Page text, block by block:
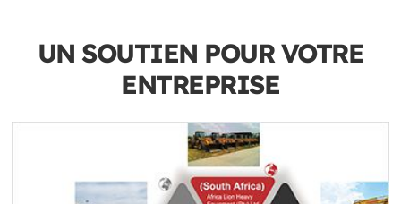
UN SOUTIEN POUR VOTRE
ENTREPRISE